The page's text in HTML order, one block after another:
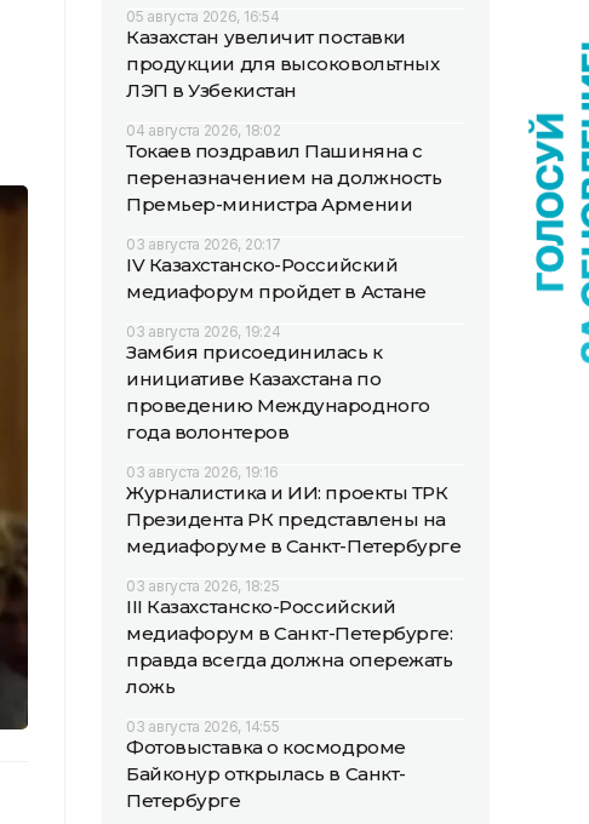
05 августа 2026, 16:54
Казахстан увеличит поставки
продукции для высоковольтных
ЛЭП в Узбекистан
04 августа 2026, 18:02
Токаев поздравил Пашиняна с
переназначением на должность
Премьер-министра Армении
03 августа 2026, 20:17
IV Казахстанско-Российский
медиафорум пройдет в Астане
03 августа 2026, 19:24
Замбия присоединилась к
инициативе Казахстана по
проведению Международного
года волонтеров
03 августа 2026, 19:16
Журналистика и ИИ: проекты ТРК
Президента РК представлены на
медиафоруме в Санкт-Петербурге
03 августа 2026, 18:25
III Казахстанско-Российский
медиафорум в Санкт-Петербурге:
правда всегда должна опережать
ложь
03 августа 2026, 14:55
Фотовыставка о космодроме
Байконур открылась в Санкт-
Петербурге